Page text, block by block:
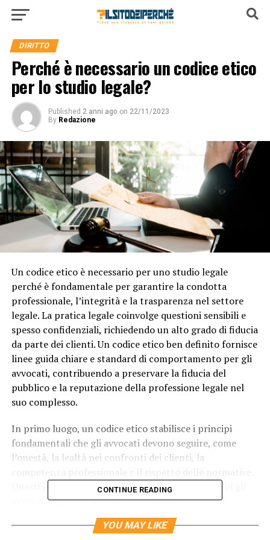
DIRITTO
Perché è necessario un codice etico
per lo studio legale?
Published 2 anni ago on 22/11/2023
By Redazione
Un codice etico è necessario per uno studio legale
perché è fondamentale per garantire la condotta
professionale, l’integrità e la trasparenza nel settore
legale. La pratica legale coinvolge questioni sensibili e
spesso confidenziali, richiedendo un alto grado di fiducia
da parte dei clienti. Un codice etico ben definito fornisce
linee guida chiare e standard di comportamento per gli
avvocati, contribuendo a preservare la fiducia del
pubblico e la reputazione della professione legale nel
suo complesso.
In primo luogo, un codice etico stabilisce i principi
fondamentali che gli avvocati devono seguire, come
l’onestà, la lealtà nei confronti dei clienti, la
Questi principi aiutano a creare un ambiente in cui gli
avvocati agiscono in modo responsabile e etico,
garantendo che i diritti dei clienti siano protetti e che la
giustizia sia perseguibile in modo equo.
CONTINUE READING
YOU MAY LIKE